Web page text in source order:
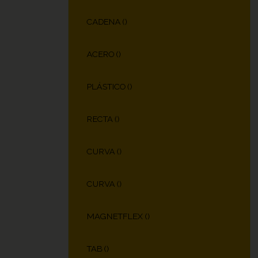
CADENA ()
ACERO ()
PLÁSTICO ()
RECTA ()
CURVA ()
CURVA ()
MAGNETFLEX ()
TAB ()